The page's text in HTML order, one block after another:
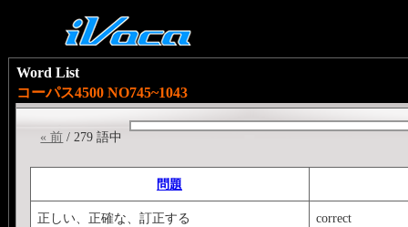
Word List
コーパス4500 NO745~1043
« 前 / 279 語中
問題
正しい、正確な、訂正する correct